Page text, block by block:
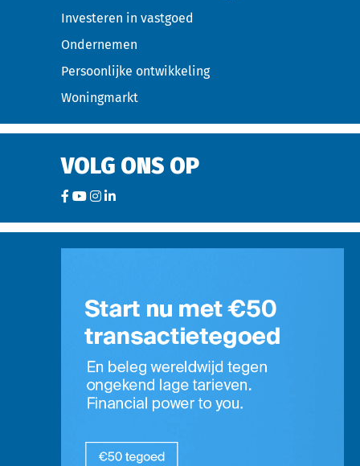
Investeren in vastgoed
Ondernemen
Persoonlijke ontwikkeling
Woningmarkt
VOLG ONS OP